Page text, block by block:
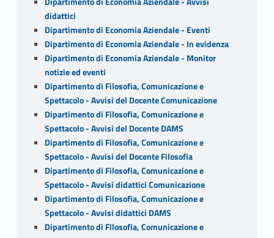
didattici
Dipartimento di Economia Aziendale - Eventi
Dipartimento di Economia Aziendale - In evidenza
Dipartimento di Economia Aziendale - Monitor
notizie ed eventi
Dipartimento di Filosofia, Comunicazione e
Spettacolo - Avvisi del Docente Comunicazione
Dipartimento di Filosofia, Comunicazione e
Spettacolo - Avvisi del Docente DAMS
Dipartimento di Filosofia, Comunicazione e
Spettacolo - Avvisi del Docente Filosofia
Dipartimento di Filosofia, Comunicazione e
Spettacolo - Avvisi didattici Comunicazione
Dipartimento di Filosofia, Comunicazione e
Spettacolo - Avvisi didattici DAMS
Dipartimento di Filosofia, Comunicazione e